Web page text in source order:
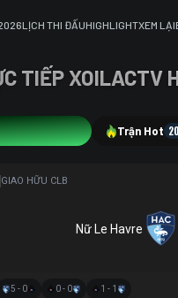
LỊCH THI ĐẤUHIGHLIGHTXEM LẠI
TIẾP XOILACTV
22 Trận Hot 20
GIAO HỮU CLB
Nữ Le Havre
5 - 0 0 - 0 1 - 1